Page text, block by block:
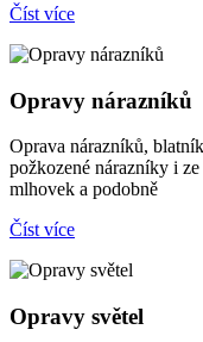
Číst více
Opravy nárazníků
Oprava nárazníků,
požkozené nárazníky i
mlhovek a podobně
Číst více
Opravy světel